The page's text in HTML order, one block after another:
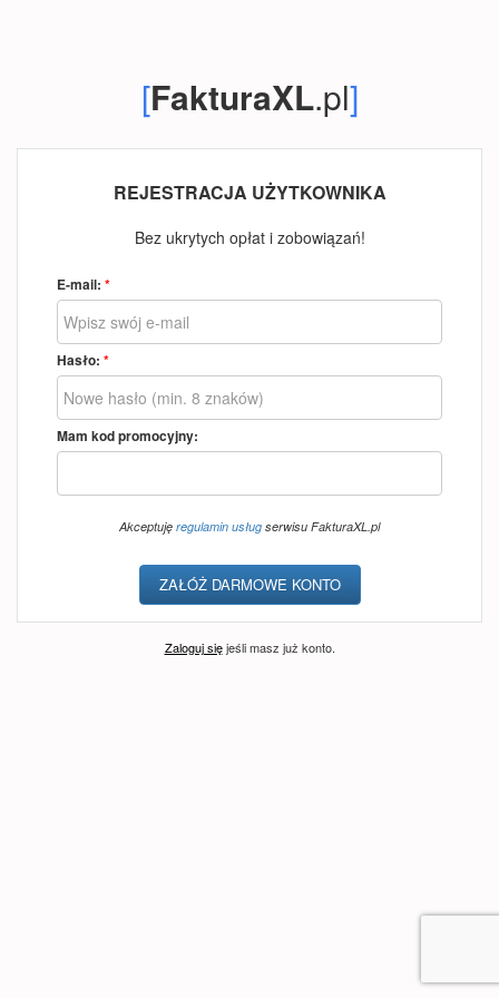
[FakturaXL.pl]
REJESTRACJA UŻYTKOWNIKA
Bez ukrytych opłat i zobowiązań!
E-mail: *
Hasło: *
Mam kod promocyjny:
Akceptuję regulamin usług serwisu FakturaXL.pl
Zaloguj sięjeśli masz już konto.